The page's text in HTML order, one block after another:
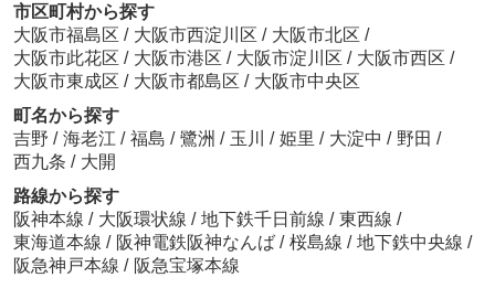
市区町村から探す
大阪市福島区 / 大阪市西淀川区 / 大阪市北区 /
大阪市此花区 / 大阪市港区 / 大阪市淀川区 / 大阪市西区 /
大阪市東成区 / 大阪市都島区 / 大阪市中央区
町名から探す
吉野 / 海老江 / 福島 / 鷺洲 / 玉川 / 姫里 / 大淀中 / 野田 /
西九条 / 大開
路線から探す
阪神本線 / 大阪環状線 / 地下鉄千日前線 / 東西線 /
東海道本線 / 阪神電鉄阪神なんば / 桜島線 / 地下鉄中央線 /
阪急神戸本線 / 阪急宝塚本線